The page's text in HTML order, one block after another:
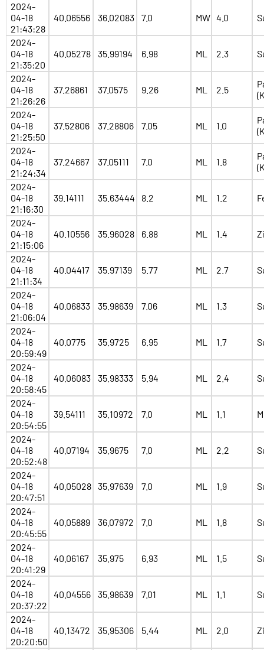
2024-
04-18
21:43:28
40.06556 36.02083 7.0 MW 4.0
2024-
04-18
21:35:20
40.05278 35.99194 6.98 ML 2.3
2024-
04-18
21:26:26
37.26861 37.0575 9.26 ML 2.5
2024-
04-18
21:25:50
37.52806 37.28806 7.05 ML 1.0
2024-
04-18
21:24:34
37.24667 37.05111 7.0 ML 1.8
2024-
04-18
21:16:30
39.14111 35.63444 8.2 ML 1.2
2024-
04-18
21:15:06
40.10556 35.96028 6.88 ML 1.4
2024-
04-18
21:11:34
40.04417 35.97139 5.77 ML 2.7
2024-
04-18
21:06:04
40.06833 35.98639 7.06 ML 1.3
2024-
04-18
20:59:49
40.0775 35.9725 6.95 ML 1.7
2024-
04-18
20:58:45
40.06083 35.98333 5.94 ML 2.4
2024-
04-18
20:54:55
39.54111 35.10972 7.0 ML 1.1
2024-
04-18
20:52:48
40.07194 35.9675 7.0 ML 2.2
2024-
04-18
20:47:51
40.05028 35.97639 7.0 ML 1.9
2024-
04-18
20:45:55
40.05889 36.07972 7.0 ML 1.8
2024-
04-18
20:41:29
40.06167 35.975 6.93 ML 1.5
2024-
04-18
20:37:22
40.04556 35.98639 7.01 ML 1.1
2024-
04-18
20:20:50
40.13472 35.95306 5.44 ML 2.0